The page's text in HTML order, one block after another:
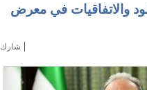
والاتفاقيات في معرض
شارك |